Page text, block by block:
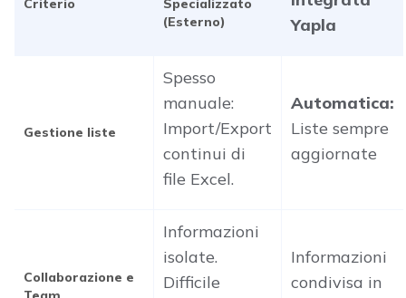
Criterio
Specializzato
(Esterno)
Yapla
Gestione liste
Spesso
manuale:
Import/Export
continui di
file Excel.
Automatica:
Liste sempre
aggiornate
Collaborazione e
Informazioni
isolate.
Difficile
Informazioni
condivisa in